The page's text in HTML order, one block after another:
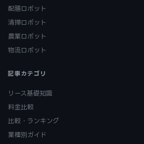
配膳ロボット
清掃ロボット
農業ロボット
物流ロボット
記事カテゴリ
リース基礎知識
料金比較
比較・ランキング
業種別ガイド